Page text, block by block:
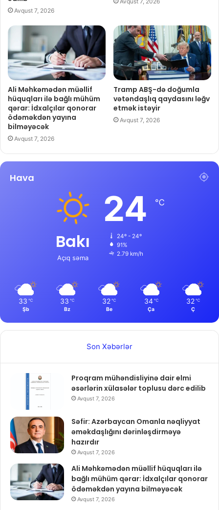
Avqust 7, 2026
Ali Məhkəmədən müəllif
hüquqları ilə bağlı mühüm
qərar: İdxalçılar qonorar
ödəməkdən yayına
bilməyəcək
Avqust 7, 2026
Tramp ABŞ-də doğumla
vətəndaşlıq qaydasını ləğv
etmək istəyir
Avqust 7, 2026
Hava
Bakı
Açıq səma
24 ℃
24º - 24º
91%
2.79 km/h
33 ℃
Şb
33 ℃
Bz
32 ℃
Be
34 ℃
Ça
32 ℃
Ç
Son Xəbərlər
Proqram mühəndisliyinə dair elmi
əsərlərin xülasələr toplusu dərc edilib
Avqust 7, 2026
Səfir: Azərbaycan Omanla nəqliyyat
əməkdaşlığını dərinləşdirməyə
hazırdır
Avqust 7, 2026
Ali Məhkəmədən müəllif hüquqları ilə
bağlı mühüm qərar: İdxalçılar qonorar
ödəməkdən yayına bilməyəcək
Avqust 7, 2026